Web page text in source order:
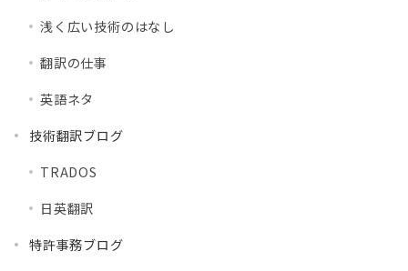
浅く広い技術のはなし
翻訳の仕事
英語ネタ
技術翻訳ブログ
TRADOS
日英翻訳
特許事務ブログ